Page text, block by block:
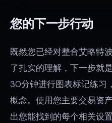
您的下一步行动
既然您已经对整合艾略特
了扎实的理解，下一步就
30分钟进行图表标记练习
概念。使用您主要交易资
出您能找到的每个相关设